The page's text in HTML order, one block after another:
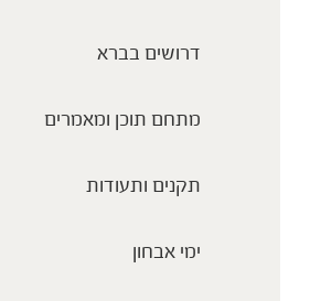
דרושים בברא
מתחם תוכן ומאמרים
תקנים ותעודות
ימי אבחון